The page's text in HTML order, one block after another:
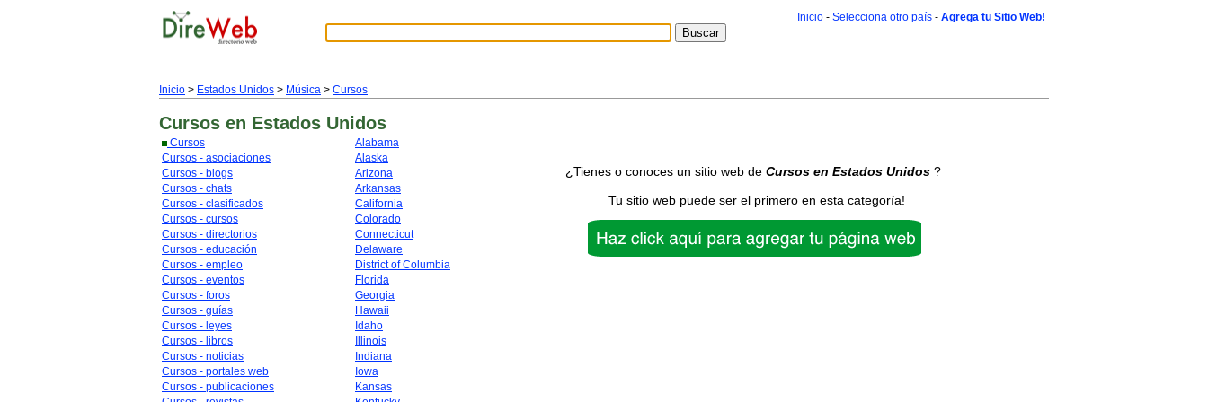
Inicio - Selecciona otro país - Agrega tu Sitio Web!
Inicio > Estados Unidos > Música > Cursos
Cursos en Estados Unidos
Cursos
Cursos - asociaciones
Cursos - blogs
Cursos - chats
Cursos - clasificados
Cursos - cursos
Cursos - directorios
Cursos - educación
Cursos - empleo
Cursos - eventos
Cursos - foros
Cursos - guías
Cursos - leyes
Cursos - libros
Cursos - noticias
Cursos - portales web
Cursos - publicaciones
Alabama
Alaska
Arizona
Arkansas
California
Colorado
Connecticut
Delaware
District of Columbia
Florida
Georgia
Hawaii
Idaho
Illinois
Indiana
Iowa
Kansas
¿Tienes o conoces un sitio web de Cursos en Estados Unidos?
Tu sitio web puede ser el primero en esta categoría!